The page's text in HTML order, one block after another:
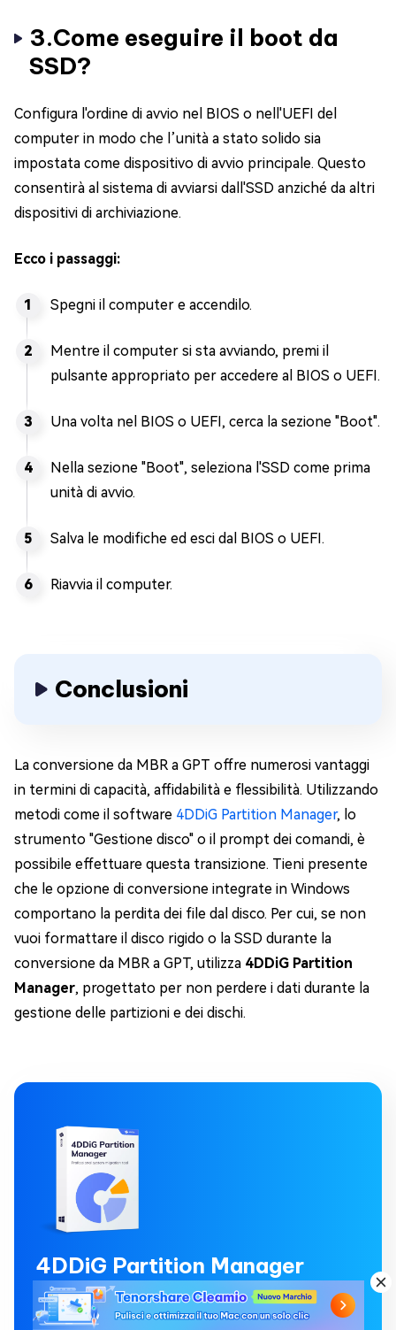
3.Come eseguire il boot da
SSD?
Configura l'ordine di avvio nel BIOS o nell'UEFI del
computer in modo che l’unità a stato solido sia
impostata come dispositivo di avvio principale. Questo
consentirà al sistema di avviarsi dall'SSD anziché da altri
dispositivi di archiviazione.
Ecco i passaggi:
Spegni il computer e accendilo.
Mentre il computer si sta avviando, premi il
pulsante appropriato per accedere al BIOS o UEFI.
Una volta nel BIOS o UEFI, cerca la sezione "Boot".
Nella sezione "Boot", seleziona l'SSD come prima
unità di avvio.
Salva le modifiche ed esci dal BIOS o UEFI.
Riavvia il computer.
Conclusioni
La conversione da MBR a GPT offre numerosi vantaggi
in termini di capacità, affidabilità e flessibilità. Utilizzando
metodi come il software 4DDiG Partition Manager, lo
strumento "Gestione disco" o il prompt dei comandi, è
possibile effettuare questa transizione. Tieni presente
che le opzione di conversione integrate in Windows
comportano la perdita dei file dal disco. Per cui, se non
vuoi formattare il disco rigido o la SSD durante la
conversione da MBR a GPT, utilizza 4DDiG Partition
Manager, progettato per non perdere i dati durante la
gestione delle partizioni e dei dischi.
4DDiG Partition Manager
4DDiG Partition Manager è uno strumento di
migrazione del sistema operativo facile e veloce.